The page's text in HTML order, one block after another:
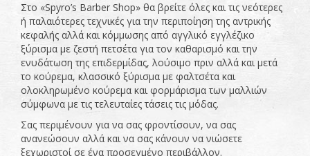
Στο «Spyro’s Barber Shop» θα βρείτε όλες και τις νεότερες
ή παλαιότερες τεχνικές για την περιποίηση της αντρικής
κεφαλής αλλά και κόμμωσης από αγγλικό εγγλέζικο
ξύρισμα με ζεστή πετσέτα για τον καθαρισμό και την
ενυδάτωση της επιδερμίδας, λούσιμο πριν αλλά και μετά
το κούρεμα, κλασσικό ξύρισμα με φαλτσέτα και
ολοκληρωμένο κούρεμα και φορμάρισμα των μαλλιών
σύμφωνα με τις τελευταίες τάσεις τις μόδας.
Σας περιμένουν για να σας φροντίσουν, να σας
ανανεώσουν αλλά και να σας κάνουν να νιώσετε
ξεχωριστοί σε ένα προσεγμένο περιβάλλον.